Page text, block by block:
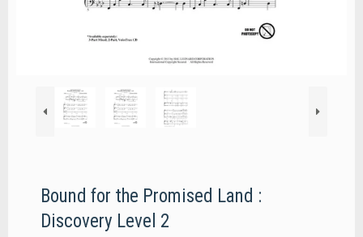
Bound for the Promised Land :
Discovery Level 2